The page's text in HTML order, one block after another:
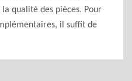
qualité des pièces. Pour
il suffit de